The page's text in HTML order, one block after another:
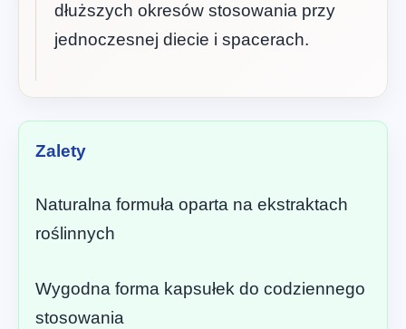
dłuższych okresów stosowania przy
jednoczesnej diecie i spacerach.
Zalety
Naturalna formuła oparta na ekstraktach
roślinnych
Wygodna forma kapsułek do codziennego
stosowania